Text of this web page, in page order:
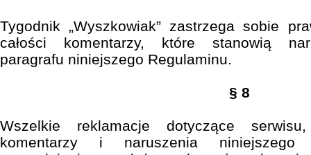
Tygodnik „Wyszkowiak” zastrzega sobie
całości komentarzy, które stanowią
paragrafu niniejszego Regulaminu.
§ 8
Wszelkie reklamacje dotyczące
komentarzy i naruszenia